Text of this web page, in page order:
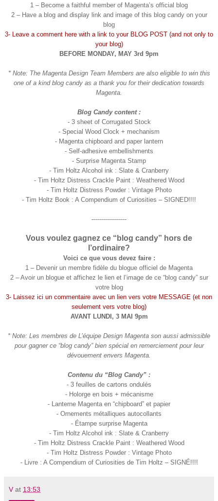
1 – Become a faithful member of Magenta’s official blog
2 – Have a blog and display link and image of this blog candy on your
blog
3- Leave a comment here with a link to your BLOG POST (and not only to
your blog)
BEFORE MONDAY, MAY 3rd 9pm
* Note: The Magenta Design Team Members are also eligible to win this
one of a kind blog candy as a thank you for their dedication towards
Magenta.
Blog Candy content :
- 3 sheet of Corrugated Stock
- Special Wood Clock + mechanism
- Magenta chipboard and paper lantern
- Self-adhesive embellishments
- Surprise Magenta Stamp
- Tim Holtz Alcohol ink : Slate & Cranberry
- Tim Holtz Distress Crackle Paint : Weathered Wood
- Tim Holtz Distress Powder : Vintage Photo
- Tim Holtz Book : A Compendium of Curiosities – SIGNED!!!!
------------------
Vous voulez gagnez ce “blog candy” hors de
l’ordinaire?
Voici ce que vous devez faire :
1 – Devenir un membre fidèle du blogue officiel de Magenta
2 – Avoir un blogue et affichez le lien et l’image de ce “blog candy” sur
votre blog
3- Laissez ici un commentaire avec un lien vers votre MESSAGE (et non
seulement vers votre blog)
AVANT LUNDI, 3 MAI 9pm
* Note: Les membres de L’équipe Design Magenta son aussi admissible
pour gagner ce “blog candy” bien spécial en remerciement pour leur
dévouement envers Magenta.
Contenu du “Blog Candy” :
- 3 feuilles de cartons ondulés
- Holorge en bois + mécanisme
- Lanterne Magenta en “chipboard” et papier
- Ornements métalliques autocollants
- Étampe surprise Magenta
- Tim Holtz Alcohol ink : Slate & Cranberry
- Tim Holtz Distress Crackle Paint : Weathered Wood
- Tim Holtz Distress Powder : Vintage Photo
- Livre : A Compendium of Curiosities de Tim Holtz – SIGNÉ!!!!
V at 13:53